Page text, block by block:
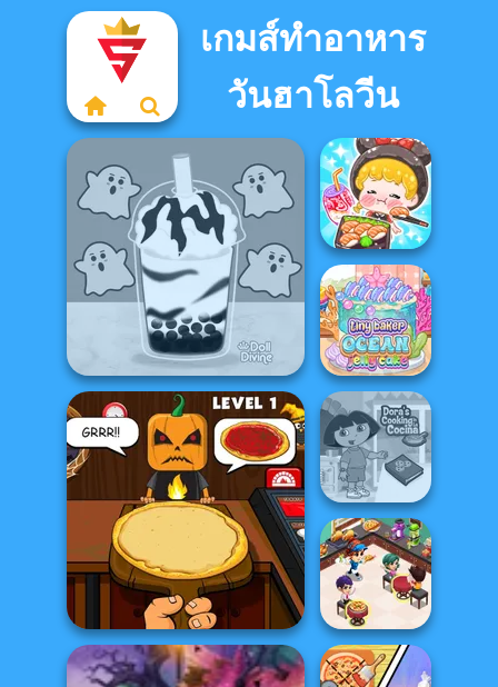
เกมส์ทำอาหาร
วันฮาโลวีน
Bubble Tea: Halloween
ASMR Girl:
Livestream
Mukbang
Tiny Baker Ocean
Jelly Cake
Dora Cooking in
la Cucina